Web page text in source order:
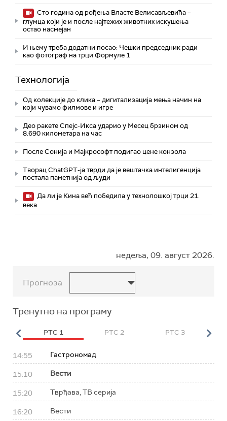
Сто година од рођења Власте Велисављевића –
глумца који је и после најтежих животних искушења
остао насмејан
И њему треба додатни посао: Чешки председник ради
као фотограф на трци Формуле 1
Технологијa
Од колекције до клика – дигитализација мења начин на
који чувамо филмове и игре
Део ракете Спејс-Икса ударио у Месец брзином од
8.690 километара на час
После Сонија и Мајкрософт подигао цене конзола
Творац ChatGPT-ја тврди да је вештачка интелигенција
постала паметнија од људи
Да ли је Кина већ победила у технолошкој трци 21.
века
недеља, 09. август 2026.
Прогноза
Тренутно на програму
РТС 1 РТС 2 РТС 3
14:55 Гастрономад
15:10 Вести
15:20 Тврђава, ТВ серија
16:20 Вести